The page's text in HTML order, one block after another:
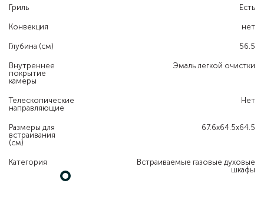
Гриль Есть
Конвекция нет
Глубина (см) 56.5
Внутреннее
покрытие
камеры
Эмаль легкой очистки
Телескопические
направляющие
Нет
Размеры для
встраивания
(см)
67.6x64.5x64.5
Категория
Встраиваемые газовые духовые
шкафы